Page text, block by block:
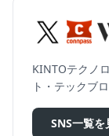
KINTOテクノ
ト・テックブ
SNS一覧を